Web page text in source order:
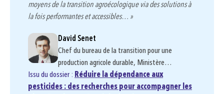
moyens de la transition agroécologique via des solutions à
la fois performantes et accessibles… »
David Senet
Chef du bureau de la transition pour une
production agricole durable, Ministère…
Issu du dossier : Réduire la dépendance aux
pesticides : des recherches pour accompagner les